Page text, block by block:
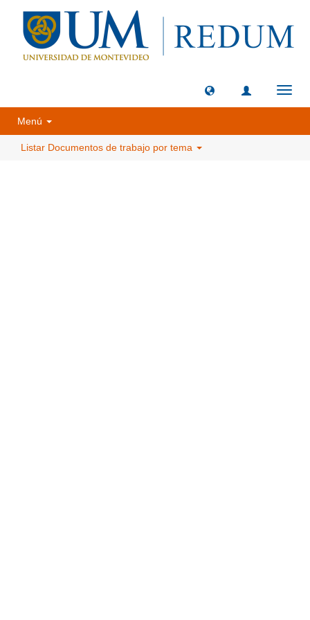
Menú
Listar Documentos de trabajo por tema